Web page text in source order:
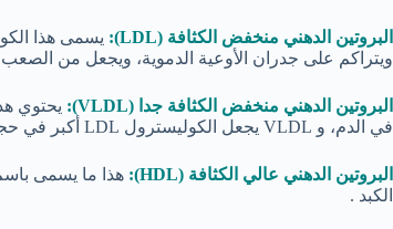
البروتين الدهني منخفض الكثافة (LDL):
يسمى هذا
ويتراكم على جدران الأوعية الدموية، ويجعل من
البروتين الدهني منخفض الكثافة جدا (VLDL):
يحتوي
في الدم، و VLDL يجعل الكوليسترول LDL أكبر في حجمه مما يسبب ضيق في الاوعية الدموية.
البروتين الدهني عالي الكثافة (HDL):
هذا ما يسمى
الكبد .